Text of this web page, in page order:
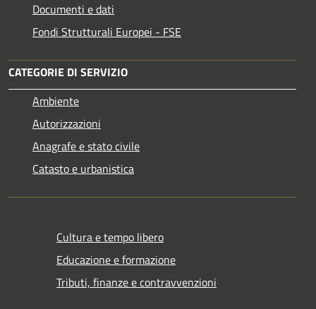
Documenti e dati
Fondi Strutturali Europei - FSE
CATEGORIE DI SERVIZIO
Ambiente
Autorizzazioni
Anagrafe e stato civile
Catasto e urbanistica
Cultura e tempo libero
Educazione e formazione
Tributi, finanze e contravvenzioni